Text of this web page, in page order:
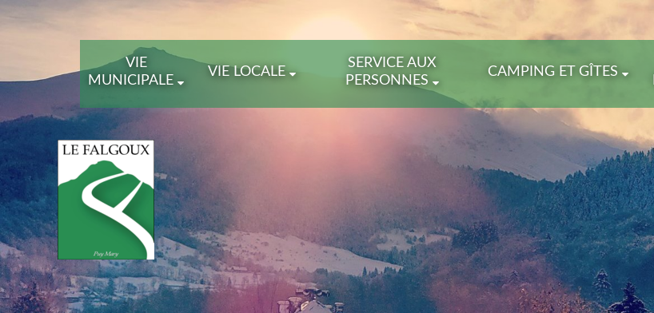
VIE
MUNICIPALE
VIE LOCALE
SERVICE AUX
PERSONNES
CAMPING ET GÎTES